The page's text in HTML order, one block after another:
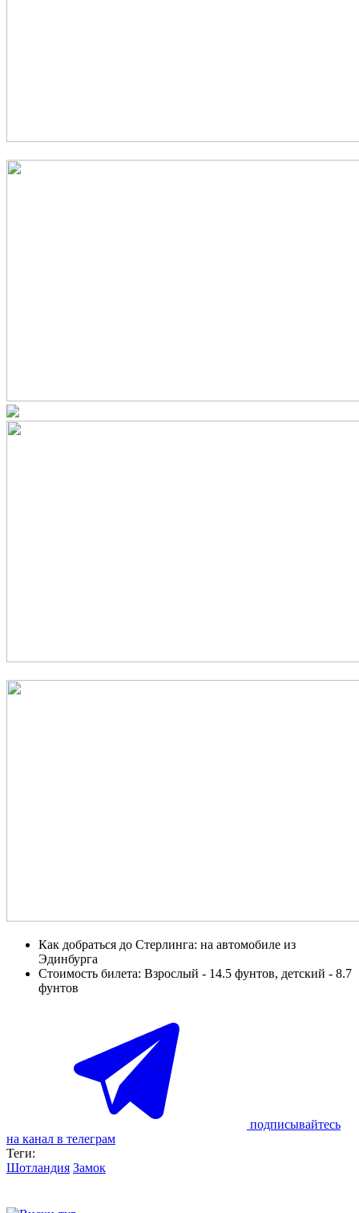
Как добраться до Стерлинга: на автомобиле из
Эдинбурга
Стоимость билета: Взрослый - 14.5 фунтов, детский - 8.7
фунтов
подписывайтесь
на канал в телеграм
Теги:
Шотландия Замок